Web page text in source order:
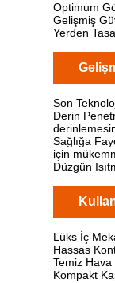
Optimum
Gelişmiş
Yerden
Son
Derin
Sağlığa
için
Düzgün
Lüks İç
Hassas
Temiz
Kompakt